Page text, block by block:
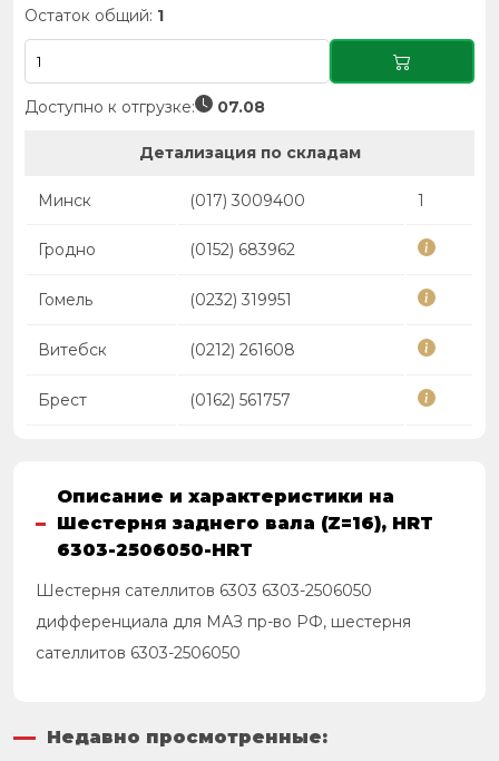
Остаток общий: 1
Доступно к отгрузке: 07.08
Детализация по складам
Минск (017) 3009400 1
Гродно (0152) 683962
Гомель (0232) 319951
Витебск (0212) 261608
Брест (0162) 561757
Описание и характеристики на
Шестерня заднего вала (Z=16), HRT
6303-2506050-HRT
Шестерня сателлитов 6303 6303-2506050
дифференциала для МАЗ пр-во РФ, шестерня
сателлитов 6303-2506050
Недавно просмотренные: